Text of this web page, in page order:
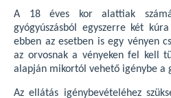
A 18 éves kor alattiak
gyógyúszásból egyszerre két
ebben az esetben is egy vényen
az orvosnak a vényeken fel kell
alapján mikortól vehető igénybe a
Az ellátás igénybevételéhez